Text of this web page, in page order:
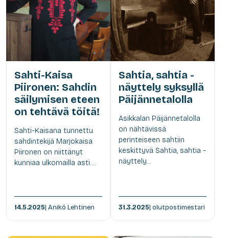
Sahti-Kaisa
Piironen: Sahdin
säilymisen eteen
on tehtävä töitä!
Sahti-Kaisana tunnettu
sahdintekijä Marjokaisa
Piironen on niittänyt
kunniaa ulkomailla asti....
14.5.2025| Anikó Lehtinen
Sahtia, sahtia -
näyttely syksyllä
Päijännetalolla
Asikkalan Päijännetalolla
on nähtävissä
perinteiseen sahtiin
keskittyvä Sahtia, sahtia -
näyttely...
31.3.2025| olutpostimestari